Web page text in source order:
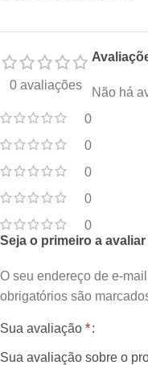
0 avaliações
0
0
0
0
0
Não há
Seja o primeiro a
O seu endereço de e-
obrigatórios são
Sua avaliação *
Sua avaliação sobre o